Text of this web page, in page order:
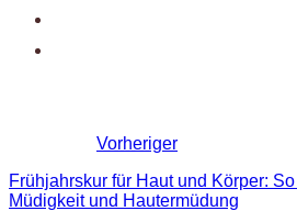
Vorheriger
Frühjahrskur für Haut und Körper:
Müdigkeit und Hautermüdung